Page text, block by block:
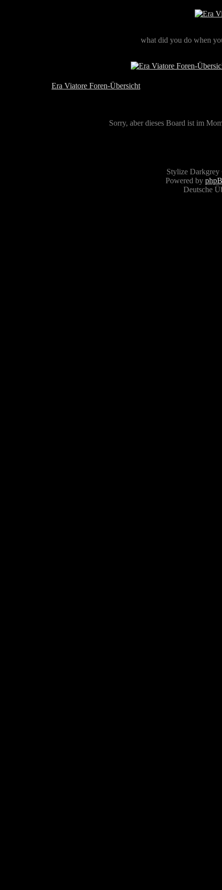
what did you do when
Era Viatore Foren-Übersicht
Sorry, aber dieses Board ist im
Stylize
Powered by
Deutsche